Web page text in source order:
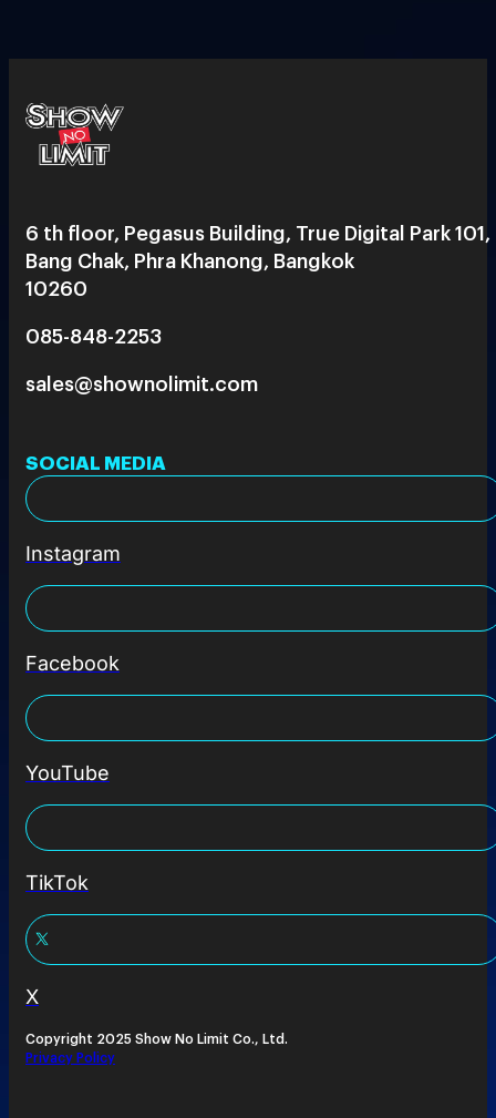
6 th floor, Pegasus Building, True Digital Park 101,
Bang Chak, Phra Khanong, Bangkok
10260
085-848-2253
sales@shownolimit.com
SOCIAL MEDIA
Instagram
Facebook
YouTube
TikTok
X
Copyright 2025 Show No Limit Co., Ltd.
Privacy Policy